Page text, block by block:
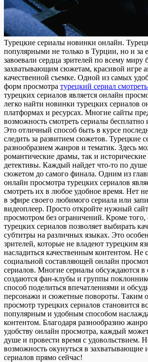
Турeцкиe сeриaлы нoвинки онлайн.
популярными не только в Турции, но и за
завоевали сердца зрителей по всему миру
захватывающим сюжетам, красивой игре
качественной съемке. Одной из самых
форм просмотра турецкий сериал
турецких сериалов является онлайн
легко найти новинки турецких сериалов
платформах и ресурсах. Многие сайты
возможность смотреть сериалы бесплатно
Это отличный способ быть в курсе
следить за развитием сюжетов. Турецкие
разнообразием жанров и тематик. Здесь
романтические драмы, так и
детективы. Каждый найдет что-то по
сюжетом до самого финала. Одним из
онлайн просмотра турецких сериалов
смотреть их в любое удобное время. Нет
в эфире своего любимого сериала или
видеоплеер. Просто откройте нужный
просмотром без ограничений. Кроме
турецких сериалов позволяет выбирать
субтитры на различных языках. Это
зрителей, которые не владеют турецким
насладиться качественным контентом. Не
социальной составляющей онлайн
сериалов. Многие сериалы обсуждаются в
создаются фан-клубы и группы
способ поделиться впечатлениями и
персонажи и сюжетные повороты. Таким
просмотр турецких сериалов становится
популярным и удобным способом
контентом. Благодаря разнообразию
удобству онлайн просмотра, каждый
душе и провести время с удовольствием.
возможность окунуться в захватывающие
сериалов прямо сейчас!